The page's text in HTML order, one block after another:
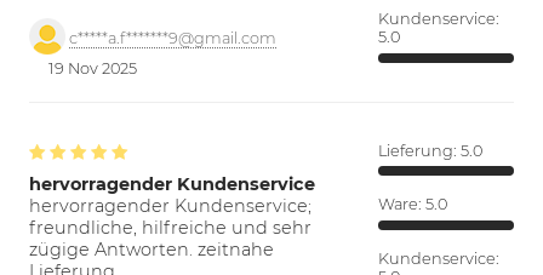
c*****a.f*******9@gmail.com
19 Nov 2025
Kundenservice:
5.0
hervorragender Kundenservice
hervorragender Kundenservice;
freundliche, hilfreiche und sehr
zügige Antworten. zeitnahe
Lieferung: 5.0
Ware: 5.0
Kundenservice: